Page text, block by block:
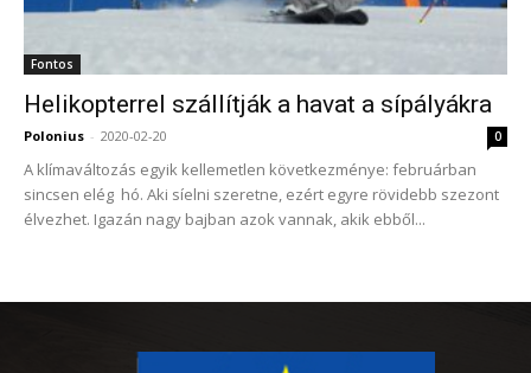
Fontos
Helikopterrel szállítják a havat a sípályákra
Polonius - 2020-02-20 0
A klímaváltozás egyik kellemetlen következménye: februárban
sincsen elég hó. Aki síelni szeretne, ezért egyre rövidebb szezont
élvezhet. Igazán nagy bajban azok vannak, akik ebből...